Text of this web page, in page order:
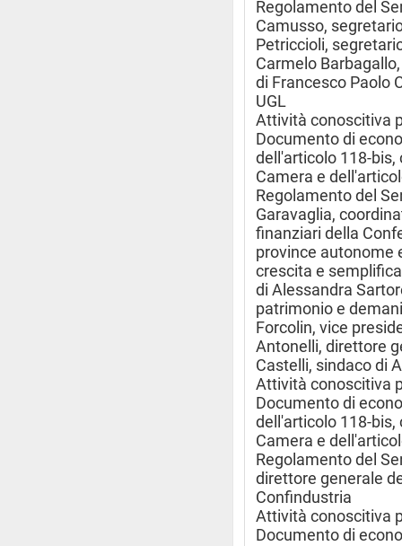
Regolamento del
Camusso,
Petriccioli,
Carmelo
di Francesco Paolo
UGL
Attività conoscitiva
Documento di
dell'articolo 118-bis,
Camera e
Regolamento del
Garavaglia,
finanziari della
province autonome
crescita e
di Alessandra
patrimonio e
Forcolin, vice
Antonelli, direttore
Castelli, sindaco di
Attività conoscitiva
Documento di
dell'articolo 118-bis,
Camera e
Regolamento del
direttore generale
Confindustria
Attività conoscitiva
Documento di